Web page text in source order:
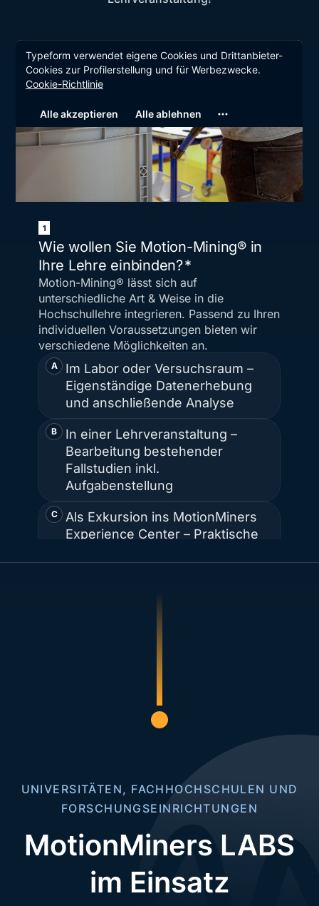
UNIVERSITÄTEN, FACHHOCHSCHULEN UND
FORSCHUNGSEINRICHTUNGEN
MotionMiners LABS
im Einsatz